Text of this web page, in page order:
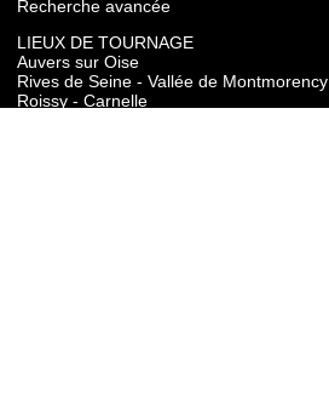
Recherche avancée
LIEUX DE TOURNAGE
Auvers sur Oise
Rives de Seine - Vallée de Montmorency
Roissy - Carnelle